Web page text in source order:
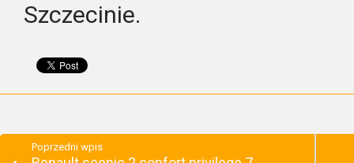
Szczecinie.
Poprzedni wpis